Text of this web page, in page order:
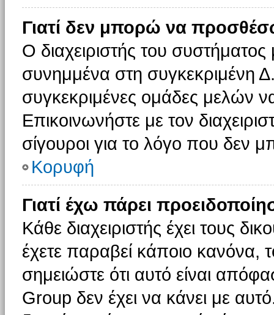
Γιατί δεν μπορώ να
Ο διαχειριστής του
συνημμένα στη συγκεκριμένη
συγκεκριμένες ομάδες μελών
Επικοινωνήστε με τον
σίγουροι για το λόγο που δεν
Κορυφή
Γιατί έχω πάρει
Κάθε διαχειριστής έχει τους
έχετε παραβεί κάποιο κανόνα,
σημειώστε ότι αυτό είναι
Group δεν έχει να κάνει με